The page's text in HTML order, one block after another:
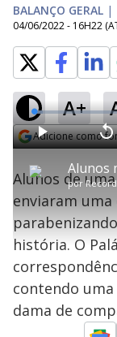
BALANÇO GERAL |
04/06/2022 - 16H22
A+
Adicione como
por
P V
t
a
r
0
e
g
d
s
L
o
a
d
e
3
.
6
6
%
Alunos de
enviaram uma
história. O
contendo
dama de